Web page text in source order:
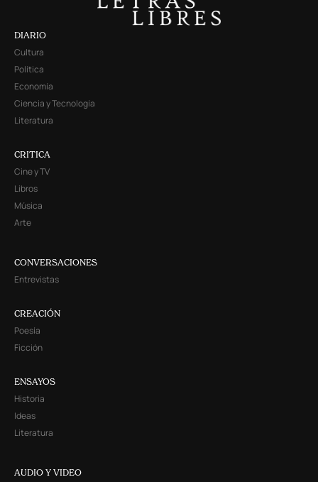
DIARIO
Cultura
Política
Economía
Ciencia y Tecnología
Literatura
CRITICA
Cine y TV
Libros
Música
Arte
CONVERSACIONES
Entrevistas
CREACIÓN
Poesía
Ficción
ENSAYOS
Historia
Ideas
Literatura
AUDIO Y VIDEO